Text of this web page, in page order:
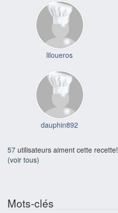
liloueros
dauphin892
57 utilisateurs aiment cette recette!
(voir tous)
Mots-clés